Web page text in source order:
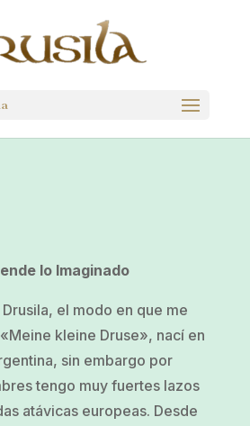
lo Imaginado
el modo en que me
kleine Druse», nací en
sin embargo por
tengo muy fuertes lazos
atávicas europeas. Desde